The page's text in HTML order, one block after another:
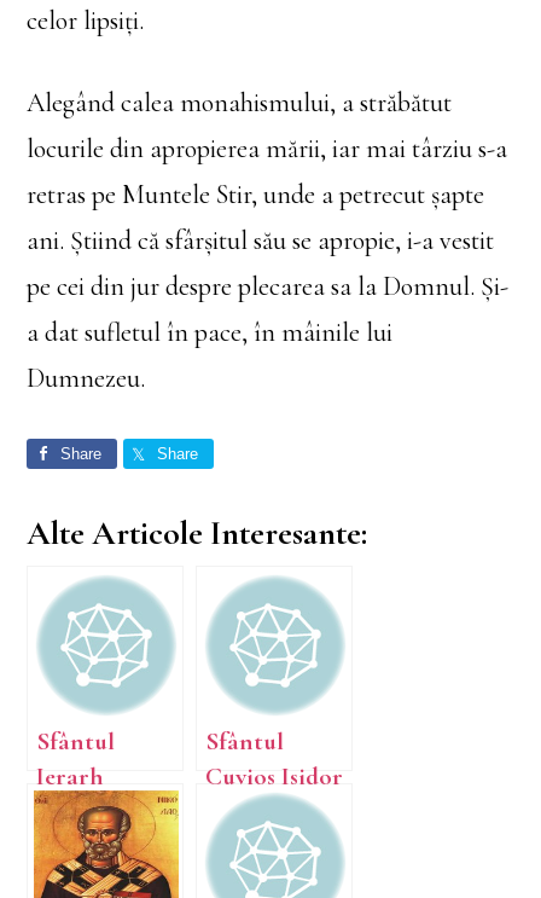
celor lipsiți.
Alegând calea monahismului, a străbătut
locurile din apropierea mării, iar mai târziu s-a
retras pe Muntele Stir, unde a petrecut șapte
ani. Știind că sfârșitul său se apropie, i-a vestit
pe cei din jur despre plecarea sa la Domnul. Și-
a dat sufletul în pace, în mâinile lui
Dumnezeu.
Share Share
Alte Articole Interesante:
Sfântul
Ierarh
Martin
Mărturisitor
ul, Episcopul
Sfântul
Cuvios Isidor
Pelusiotul;
Sfântul
Sfinţit